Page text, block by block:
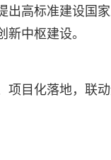
出高标准建设国
中枢建设。
项目化落地，联